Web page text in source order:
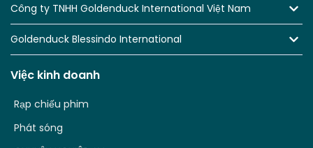
Công ty TNHH Goldenduck International Việt Nam
Goldenduck Blessindo International
Việc kinh doanh
Phát sóng
Rạp chiếu phim